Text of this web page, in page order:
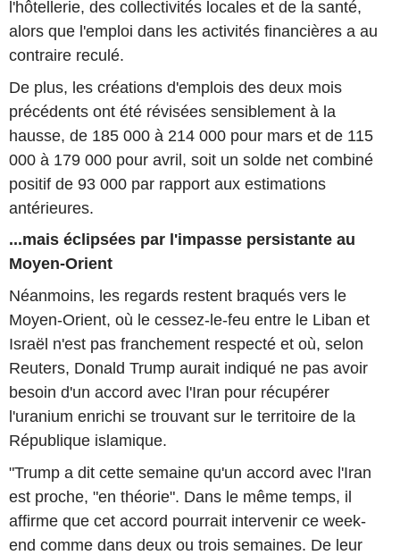
l'hôtellerie, des collectivités locales et de la santé,
alors que l'emploi dans les activités financières a au
contraire reculé.
De plus, les créations d'emplois des deux mois
précédents ont été révisées sensiblement à la
hausse, de 185 000 à 214 000 pour mars et de 115
000 à 179 000 pour avril, soit un solde net combiné
positif de 93 000 par rapport aux estimations
antérieures.
...mais éclipsées par l'impasse persistante au
Moyen-Orient
Néanmoins, les regards restent braqués vers le
Moyen-Orient, où le cessez-le-feu entre le Liban et
Israël n'est pas franchement respecté et où, selon
Reuters, Donald Trump aurait indiqué ne pas avoir
besoin d'un accord avec l'Iran pour récupérer
l'uranium enrichi se trouvant sur le territoire de la
République islamique.
"Trump a dit cette semaine qu'un accord avec l'Iran
est proche, "en théorie". Dans le même temps, il
affirme que cet accord pourrait intervenir ce week-
end comme dans deux ou trois semaines. De leur